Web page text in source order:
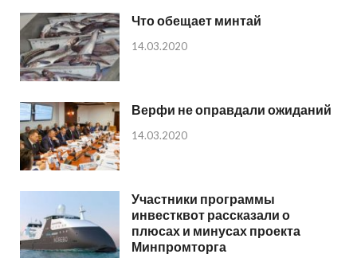
Что обещает минтай
14.03.2020
Верфи не оправдали ожиданий
14.03.2020
Участники программы
инвестквот рассказали о
плюсах и минусах проекта
Минпромторга